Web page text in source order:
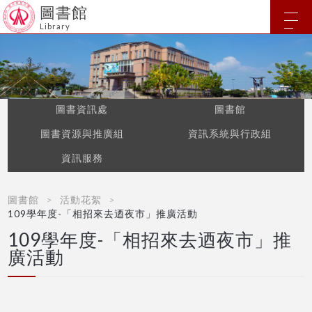
圖書館
Library
圖書資訊處 圖書館
圖書資源與推廣組 資訊系統與行政組
資訊服務
圖書館
活動花絮
109學年度-「相招來去迺夜市」推廣活動
109學年度-「相招來去迺夜市」推
廣活動